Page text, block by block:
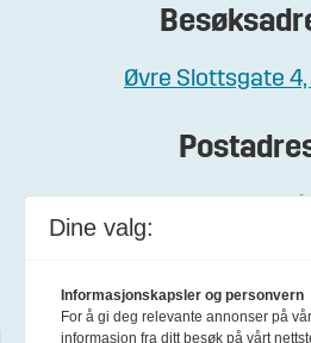
Øvre Slottsgate 4,
Postboks 1550
Dine valg:
Informasjonskapsler og personvern
For å gi deg relevante annonser på
informasjon fra ditt besøk på vårt